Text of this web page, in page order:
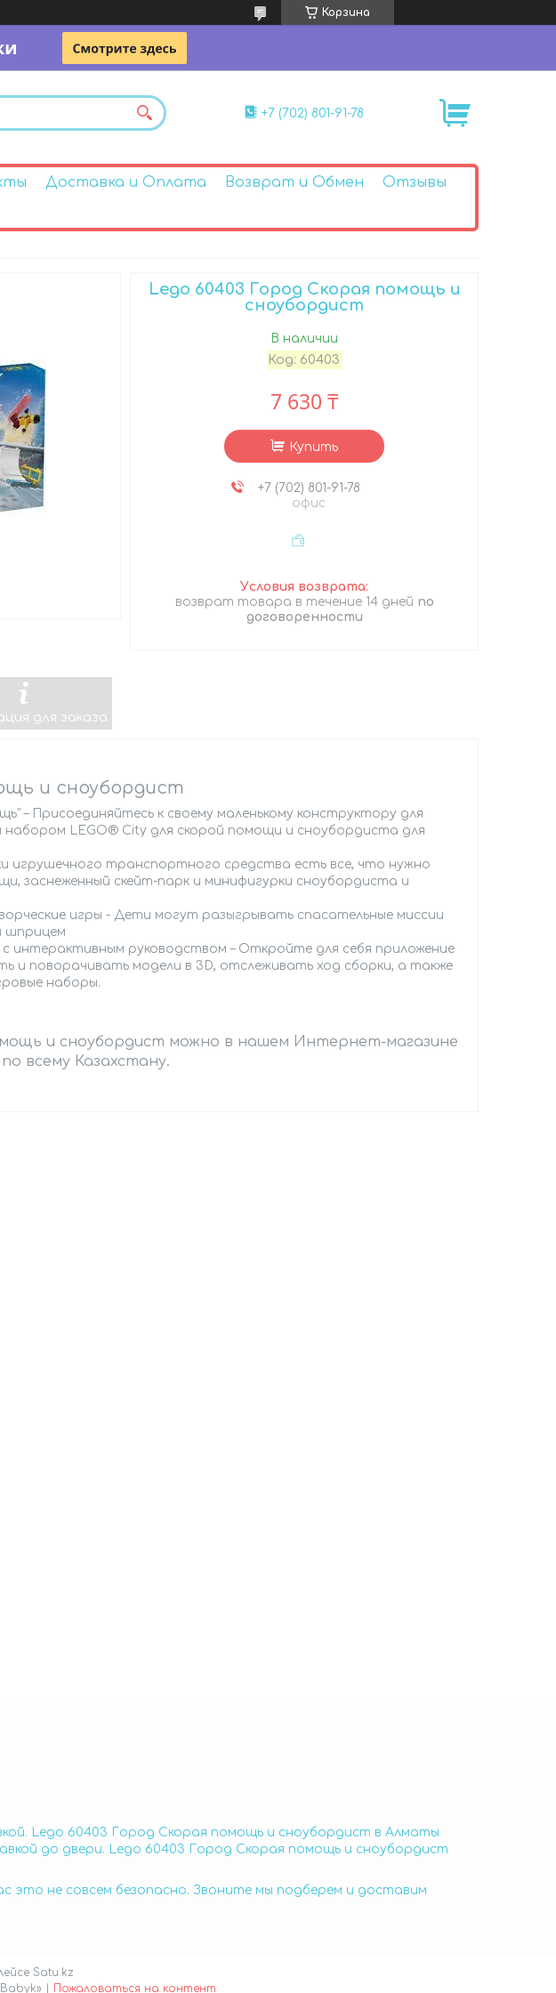
Корзина
+7 (702) 801-91-78
Доставка и Оплата Возврат и Обмен
Отзывы
Lego 60403 Город Скорая помощь и
сноубордист
В наличии
Код: 60403
7 630 ₸
Купить
+7 (702) 801-91-78
офис
возврат товара в течение 14 дней по
договоренности
для заказа
и сноубордист
– Присоединяйтесь к своему маленькому конструктору для
LEGO® City для скорой помощи и сноубордиста для
игрушечного транспортного средства есть все, что нужно
заснеженный скейт-парк и минифигурки сноубордиста и
игры - Дети могут разыгрывать спасательные миссии
шприцем
интерактивным руководством – Откройте для себя приложение
и поворачивать модели в 3D, отслеживать ход сборки, а также
наборы.
и сноубордист можно в нашем Интернет-магазине
всему Казахстану.
Lego 60403 Город Скорая помощь и сноубордист в Алматы
до двери. Lego 60403 Город Скорая помощь и сноубордист
это не совсем безопасно. Звоните мы подберем и доставим
Satu.kz
Пожаловаться на контент